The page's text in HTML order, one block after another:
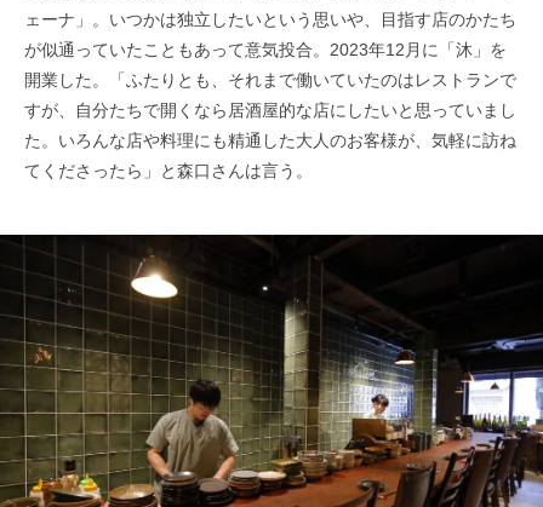
ェーナ」。いつかは独立したいという思いや、目指す店のかたち
が似通っていたこともあって意気投合。2023年12月に「沐」を
開業した。「ふたりとも、それまで働いていたのはレストランで
すが、自分たちで開くなら居酒屋的な店にしたいと思っていまし
た。いろんな店や料理にも精通した大人のお客様が、気軽に訪ね
てくださったら」と森口さんは言う。